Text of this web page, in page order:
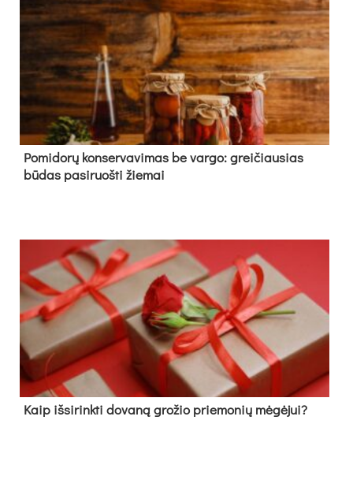
Pomidorų konservavimas be vargo: greičiausias
būdas pasiruošti žiemai
Kaip išsirinkti dovaną grožio priemonių mėgėjui?